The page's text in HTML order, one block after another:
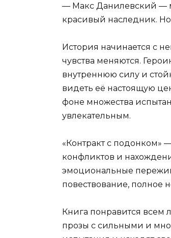
— Макс Данилевский —
красивый наследник.
История начинается с
чувства меняются.
внутреннюю силу и
видеть её настоящую
фоне множества
увлекательным.
«Контракт с подонком»
конфликтов и
эмоциональные
повествование, полное
Книга понравится
прозы с сильными и